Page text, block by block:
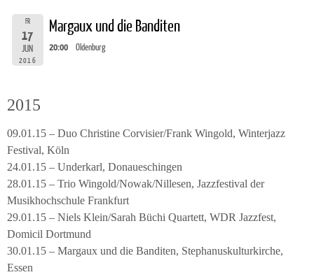
FR
17
JUN
2016
Margaux und die Banditen
20:00 Oldenburg
2015
09.01.15 – Duo Christine Corvisier/Frank Wingold, Winterjazz
Festival, Köln
24.01.15 – Underkarl, Donaueschingen
28.01.15 – Trio Wingold/Nowak/Nillesen, Jazzfestival der
Musikhochschule Frankfurt
29.01.15 – Niels Klein/Sarah Büchi Quartett, WDR Jazzfest,
Domicil Dortmund
30.01.15 – Margaux und die Banditen, Stephanuskulturkirche,
Essen